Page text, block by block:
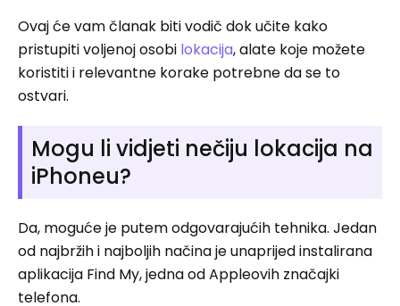
Ovaj će vam članak biti vodič dok učite kako
pristupiti voljenoj osobi lokacija, alate koje možete
koristiti i relevantne korake potrebne da se to
ostvari.
Mogu li vidjeti nečiju lokacija na
iPhoneu?
Da, moguće je putem odgovarajućih tehnika. Jedan
od najbržih i najboljih načina je unaprijed instalirana
aplikacija Find My, jedna od Appleovih značajki
telefona.